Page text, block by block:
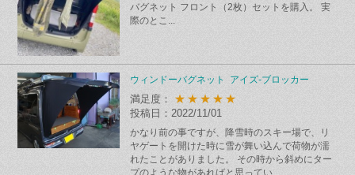
バグネット フロント（2枚）セットを購入。 実
際のとこ...
ウィンドーバグネット アイズ-ブロッカー
満足度： ★★★★★
投稿日：2022/11/01
かなり前の事ですが、降雪時のスキー場で、リ
ヤゲートを開けた時に雪が舞い込んで荷物が濡
れたことがありました。 その時から斜めにター